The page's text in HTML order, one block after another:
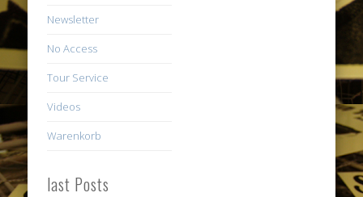
Newsletter
No Access
Tour Service
Videos
Warenkorb
last Posts